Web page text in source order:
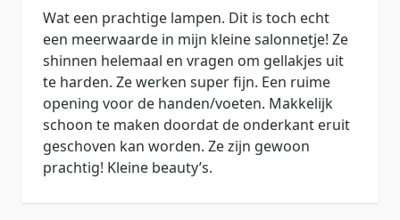
Wat een prachtige lampen. Dit is toch echt
een meerwaarde in mijn kleine salonnetje! Ze
shinnen helemaal en vragen om gellakjes uit
te harden. Ze werken super fijn. Een ruime
opening voor de handen/voeten. Makkelijk
schoon te maken doordat de onderkant eruit
geschoven kan worden. Ze zijn gewoon
prachtig! Kleine beauty’s.